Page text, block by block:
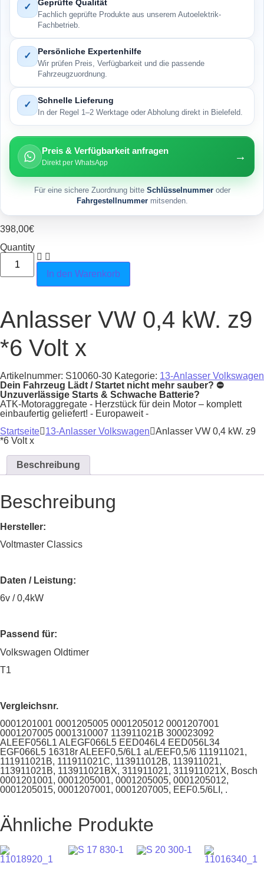
✓ Geprüfte Qualität
Fachlich geprüfte Produkte aus unserem Autoelektrik-
Fachbetrieb.
✓ Persönliche Expertenhilfe
Wir prüfen Preis, Verfügbarkeit und die passende
Fahrzeugzuordnung.
✓ Schnelle Lieferung
In der Regel 1–2 Werktage oder Abholung direkt in Bielefeld.
Preis & Verfügbarkeit anfragen
Direkt per WhatsApp →
Für eine sichere Zuordnung bitte Schlüsselnummeroder
Fahrgestellnummermitsenden.
398,00€
Quantity
Anlasser VW 0,4 kW. z9 *6 Volt x Menge
In den Warenkorb
Anlasser VW 0,4 kW. z9
*6 Volt x
Artikelnummer: S10060-30 Kategorie: 13-Anlasser Volkswagen
Dein Fahrzeug Lädt / Startet nicht mehr sauber? ⛔
Unzuverlässige Starts & Schwache Batterie?
ATK-Motoraggregate - Herzstück für dein Motor – komplett
einbaufertig geliefert! - Europaweit -
Startseite
13-Anlasser Volkswagen
Anlasser VW 0,4 kW. z9
*6 Volt x
Beschreibung
Beschreibung
Hersteller:
Voltmaster Classics
Daten / Leistung:
6v / 0,4kW
Passend für:
Volkswagen Oldtimer
T1
Vergleichsnr.
0001201001 0001205005 0001205012 0001207001
0001207005 0001310007 113911021B 300023092
ALEEF056L1 ALEGF066L5 EED046L4 EED056L34
EGF066L5 16318r ALEEF0,5/6L1 aL/EEF0,5/6 111911021,
111911021B, 111911021C, 113911012B, 113911021,
113911021B, 113911021BX, 311911021, 311911021X, Bosch
0001201001, 0001205001, 0001205005, 0001205012,
0001205015, 0001207001, 0001207005, EEF0.5/6LI, .
Ähnliche Produkte